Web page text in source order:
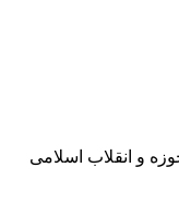
و انقلاب اسلامی